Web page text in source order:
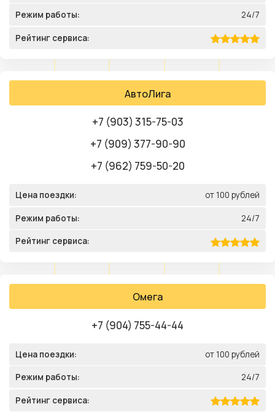
Режим работы: 24/7
Рейтинг сервиса:
АвтоЛига
+7 (903) 315-75-03
+7 (909) 377-90-90
+7 (962) 759-50-20
Цена поездки: от 100 рублей
Режим работы: 24/7
Рейтинг сервиса:
Омега
+7 (904) 755-44-44
Цена поездки: от 100 рублей
Режим работы: 24/7
Рейтинг сервиса: